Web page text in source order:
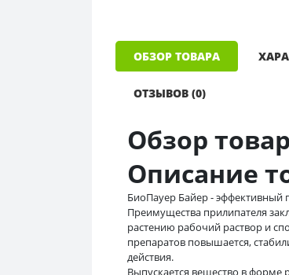
ОБЗОР ТОВАРА
ОТЗЫВОВ (0)
Обзор
Описание
БиоПауер Байер - эффективный
Преимущества прилипателя
растению рабочий раствор и
препаратов повышается,
действия.
Выпускается вещество в